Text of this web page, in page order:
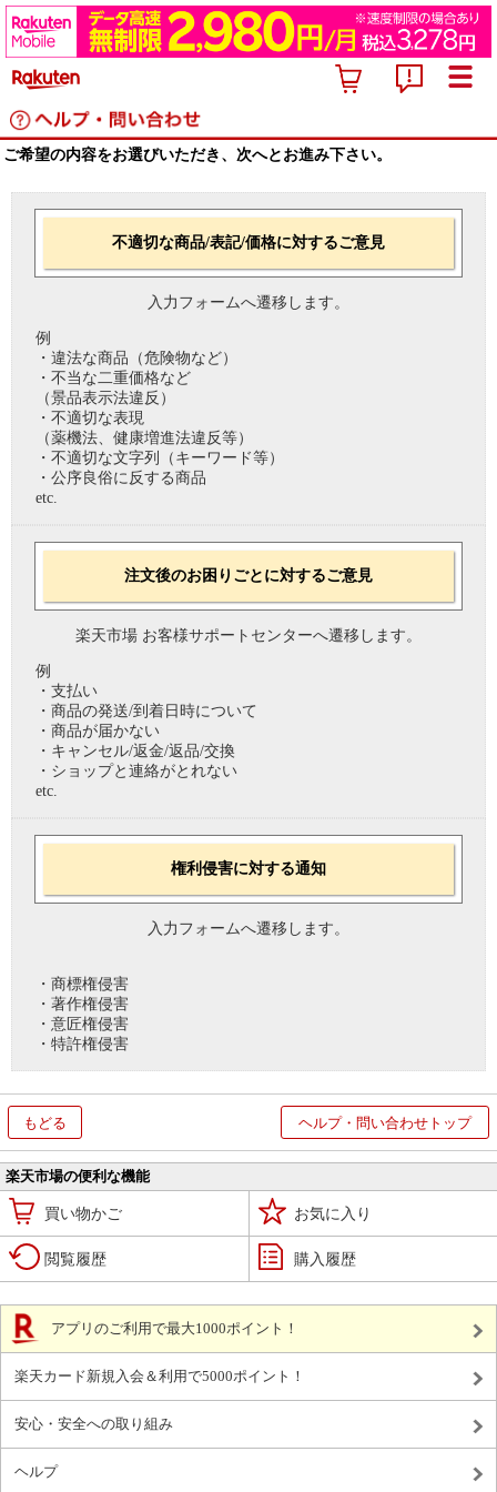
ご希望の内容をお選びいただき、次へとお進み下さい。
不適切な商品/表記/価格に対するご意見
入力フォームへ遷移します。
例
・違法な商品（危険物など）
・不当な二重価格など
（景品表示法違反）
・不適切な表現
（薬機法、健康増進法違反等）
・不適切な文字列（キーワード等）
・公序良俗に反する商品
etc.
注文後のお困りごとに対するご意見
楽天市場 お客様サポートセンターへ遷移します。
例
・支払い
・商品の発送/到着日時について
・商品が届かない
・キャンセル/返金/返品/交換
・ショップと連絡がとれない
etc.
権利侵害に対する通知
入力フォームへ遷移します。
・商標権侵害
・著作権侵害
・意匠権侵害
・特許権侵害
もどる ヘルプ・問い合わせトップ
楽天市場の便利な機能
買い物かご お気に入り
閲覧履歴 購入履歴
アプリのご利用で最大1000ポイント！
楽天カード新規入会＆利用で5000ポイント！
安心・安全への取り組み
ヘルプ